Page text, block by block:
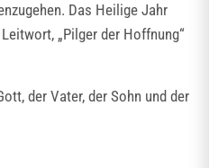
Das Heilige Jahr
„Pilger der Hoffnung“
der Vater, der Sohn und der